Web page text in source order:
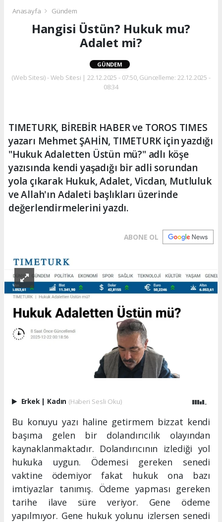
Anasayfa Gündem
Hangisi Üstün? Hukuk mu?
Adalet mi?
GÜNDEM
(Web Sitesi) - Web Sitesi | 22.12.2025 - 07:50, Güncelleme: 22.12.2025 -
08:34
TIMETURK, BİREBİR HABER ve TOROS TIMES
yazarı Mehmet ŞAHİN, TIMETURK için yazdığı
"Hukuk Adaletten Üstün mü?" adlı köşe
yazısında kendi yaşadığı bir adli sorundan
yola çıkarak Hukuk, Adalet, Vicdan, Mutluluk
ve Allah'ın Adaleti başlıkları üzerinde
değerlendirmelerini yazdı.
ABONE OL
Erkek | Kadın (Haberi Sesli Oku)
Bu konuyu yazı haline getirmem bizzat kendi
başıma gelen bir dolandırıcılık olayından
kaynaklanmaktadır. Dolandırıcının izlediği yol
hukuka uygun. Ödemesi gereken senedi
vaktine ödemiyor fakat hukuk ona bazı
imtiyazlar tanımış. Ödeme yapması gereken
tarihe ilave süre veriyor. Gene ödeme
yapılmıyor. Gene hukuk yolunu izlersen senedi